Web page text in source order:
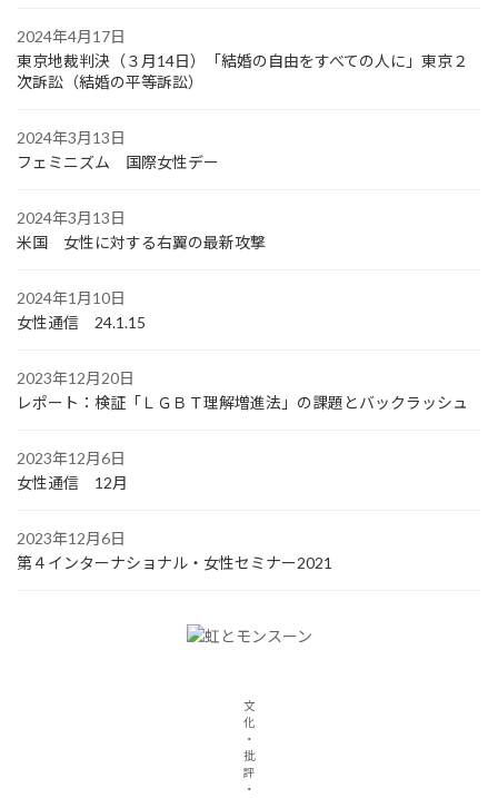
2024年4月17日
東京地裁判決（３月14日）「結婚の自由をすべての人に」東京２
次訴訟（結婚の平等訴訟）
2024年3月13日
フェミニズム 国際女性デー
2024年3月13日
米国 女性に対する右翼の最新攻撃
2024年1月10日
女性通信 24.1.15
2023年12月20日
レポート：検証「ＬＧＢＴ理解増進法」の課題とバックラッシュ
2023年12月6日
女性通信 12月
2023年12月6日
第４インターナショナル・女性セミナー2021
文
化
・
批
評
・